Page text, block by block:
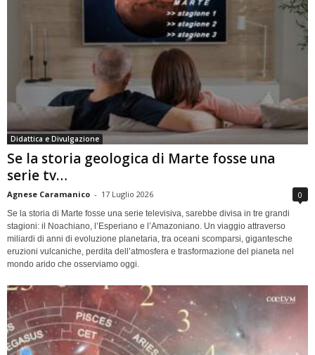
Didattica e Divulgazione
Se la storia geologica di Marte fosse una
serie tv…
Agnese Caramanico - 17 Luglio 2026 0
Se la storia di Marte fosse una serie televisiva, sarebbe divisa in tre grandi
stagioni: il Noachiano, l’Esperiano e l’Amazoniano. Un viaggio attraverso
miliardi di anni di evoluzione planetaria, tra oceani scomparsi, gigantesche
eruzioni vulcaniche, perdita dell’atmosfera e trasformazione del pianeta nel
mondo arido che osserviamo oggi.